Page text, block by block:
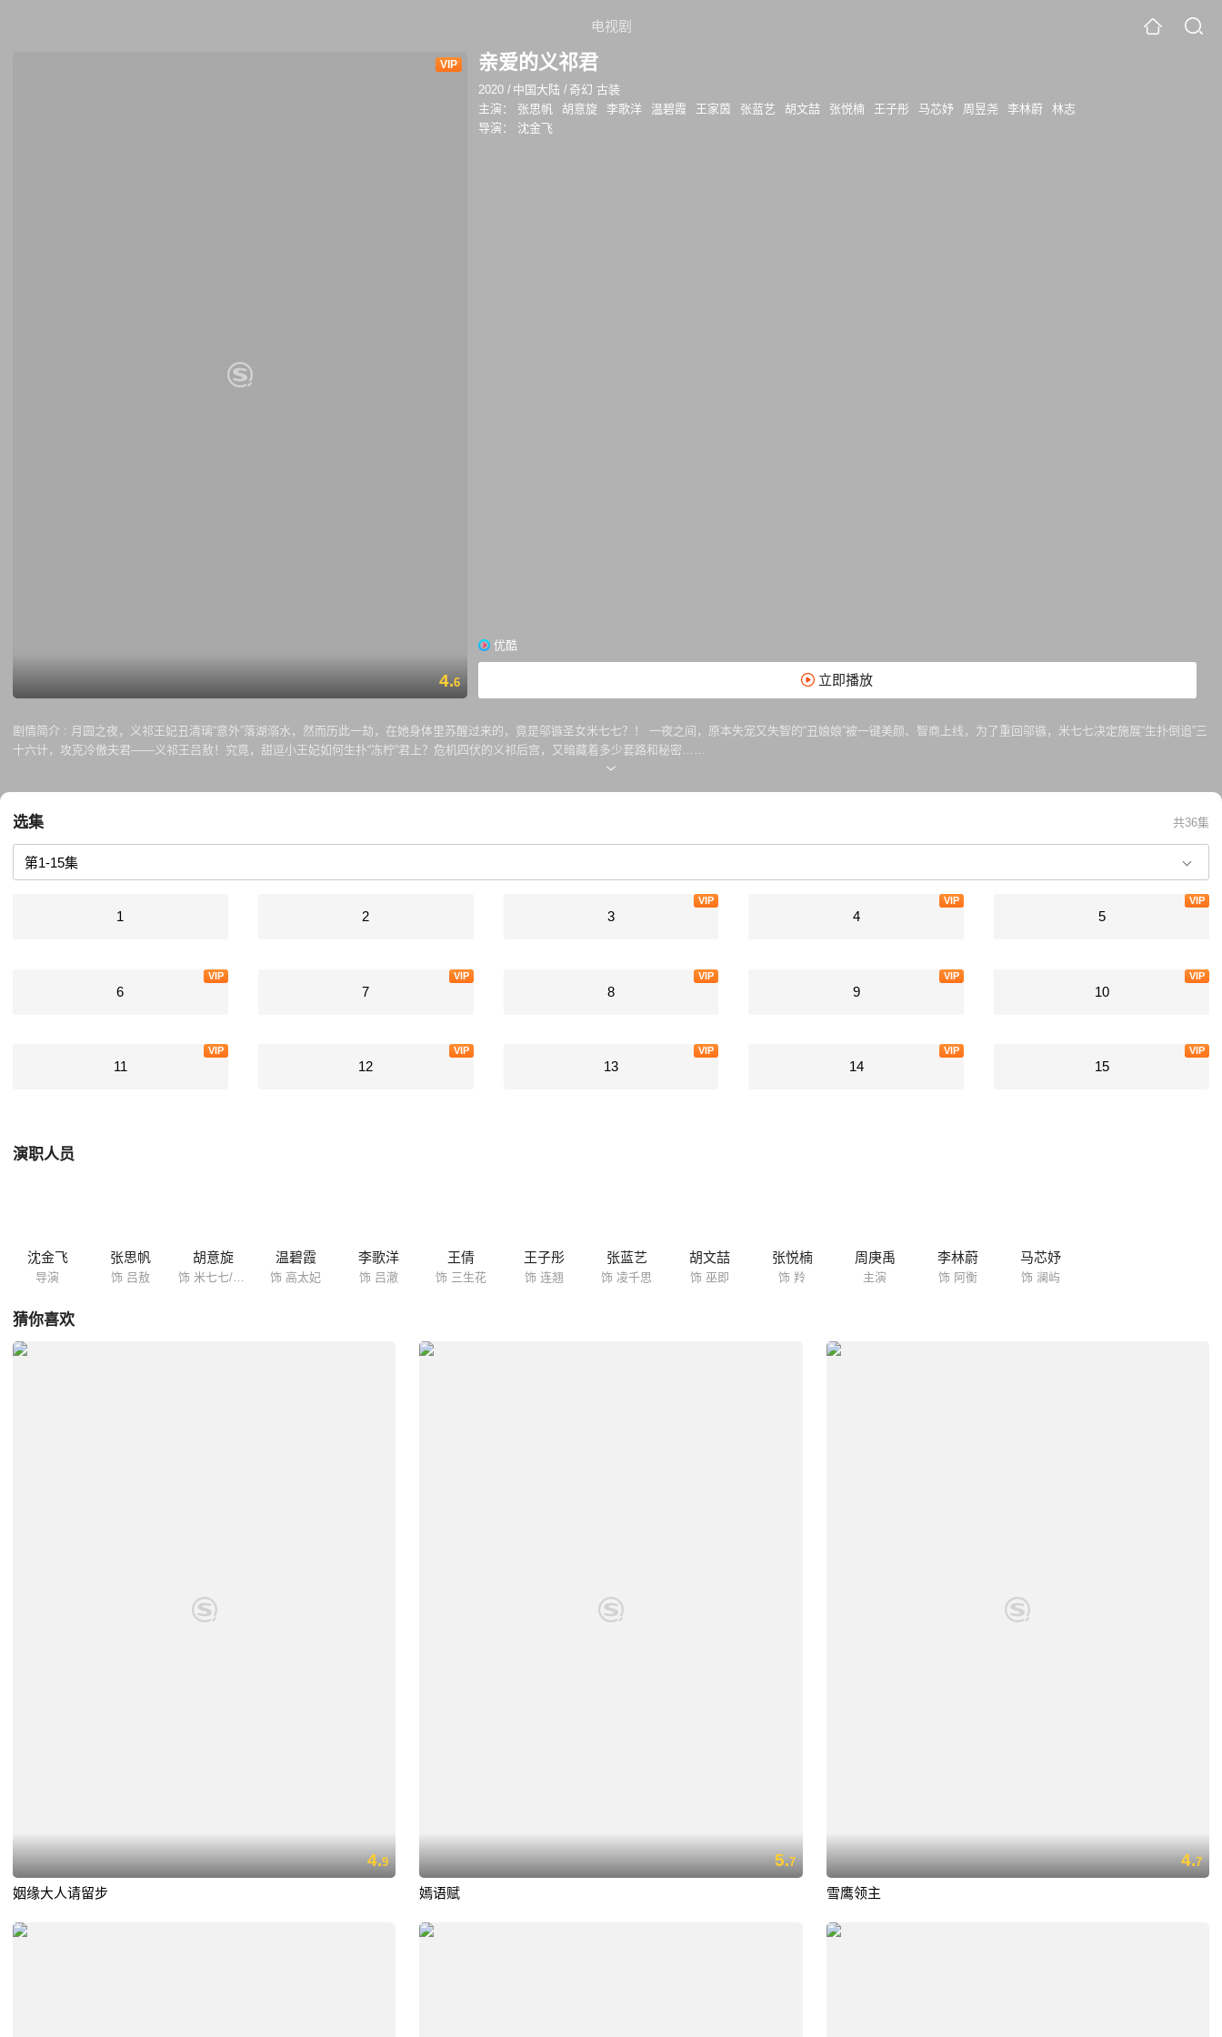
电视剧
VIP
4.6
亲爱的义祁君
2020 / 中国大陆 / 奇幻 古装
主演：
张思帆 胡意旋 李歌洋 温碧霞 王家茵 张蓝艺 胡文喆 张悦楠 王子彤 马芯妤 周昱尧 李林蔚
林志
导演：
沈金飞
优酷
立即播放
剧情简介 : 月圆之夜，义祁王妃丑清璃“意外”落湖溺水，然而历此一劫，在她身体里苏醒过来的，竟是邬镞圣女米七七？！ 一夜之间，原本失宠又失智的“丑娘娘”被一键美颜、智商上线，为了重回邬镞，米七七决定施展“生扑倒追”三
十六计，攻克冷傲夫君——义祁王吕敖！究竟，甜逗小王妃如何生扑“冻柠”君上？危机四伏的义祁后宫，又暗藏着多少套路和秘密……
选集 共36集
1 2 3
VIP
4
VIP
5
VIP
6
VIP
7
VIP
8
VIP
9
VIP
10
VIP
11
VIP
12
VIP
13
VIP
14
VIP
15
VIP
演职人员
沈金飞
导演
张思帆
饰 吕敖
胡意旋
饰 米七七/丑清璃
温碧霞
饰 高太妃
李歌洋
饰 吕澈
王倩
饰 三生花
王子彤
饰 连翘
张蓝艺
饰 凌千思
胡文喆
饰 巫即
张悦楠
饰 羚
周庚禹
主演
李林蔚
饰 阿衡
马芯妤
饰 澜屿
猜你喜欢
4.9
姻缘大人请留步
5.7
嫣语赋
4.7
雪鹰领主